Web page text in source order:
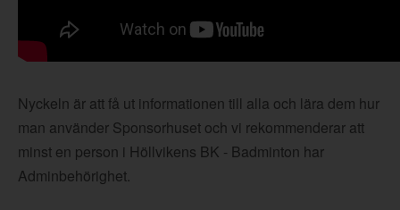
Nyckeln är att få ut informationen till alla och lära dem hur
man använder Sponsorhuset och vi rekommenderar att
minst en person i Höllvikens BK - Badminton har
Adminbehörighet.